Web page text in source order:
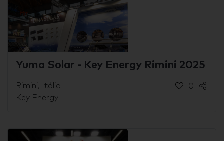
Yuma Solar - Key Energy Rimini 2025
Rimini, Itália
Key Energy
0